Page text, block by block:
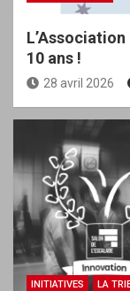
10 ans !
28 avril 2026
INITIATIVES LA